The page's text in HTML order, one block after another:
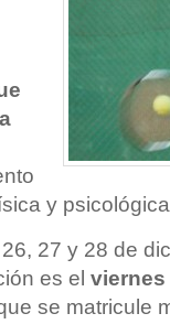
y
27 y 28 de
es el viernes
se matricule